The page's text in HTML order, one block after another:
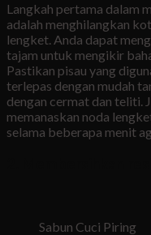
Langkah pertama dalam
adalah menghilangkan
lengket. Anda dapat
tajam untuk mengikir
Pastikan pisau yang
terlepas dengan mudah
dengan cermat dan teliti.
memanaskan noda
selama beberapa menit
Sabun Cuci Piring